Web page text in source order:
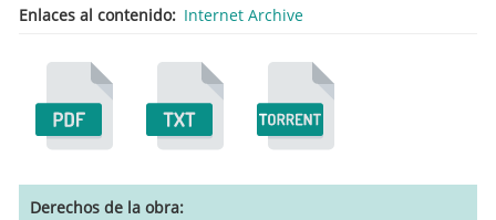
Enlaces al contenido
Internet Archive
Derechos de la obra